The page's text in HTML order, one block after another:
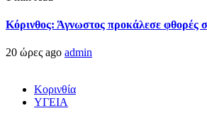
Κόρινθος: Άγνωστος προκάλεσε
20 ώρες ago admin
Κορινθία
ΥΓΕΙΑ